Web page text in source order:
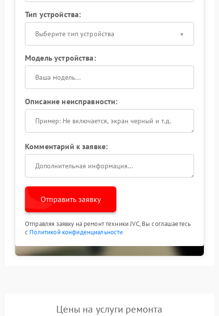
Тип устройства:
Выберите тип устройства
Модель устройства:
Описание неисправности:
Комментарий к заявке:
Отправить заявку
Отправляя заявку на ремонт техники JVC, Вы соглашаетесь
с Политикой конфиденциальности
Цены на услуги ремонта